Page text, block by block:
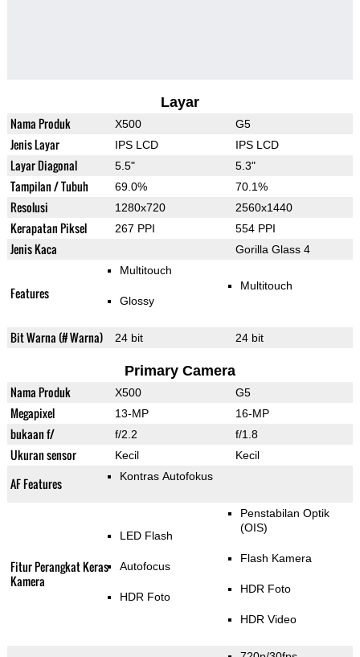
Layar
Nama Produk X500 G5
Jenis Layar IPS LCD IPS LCD
Layar Diagonal 5.5" 5.3"
Tampilan / Tubuh 69.0% 70.1%
Resolusi 1280x720 2560x1440
Kerapatan Piksel 267 PPI 554 PPI
Jenis Kaca Gorilla Glass 4
Features
Multitouch
Glossy
Multitouch
Bit Warna (# Warna) 24 bit 24 bit
Primary Camera
Nama Produk X500 G5
Megapixel 13-MP 16-MP
bukaan f/ f/2.2 f/1.8
Ukuran sensor Kecil Kecil
AF Features Kontras Autofokus
Fitur Perangkat Keras
Kamera
LED Flash
Autofocus
HDR Foto
Penstabilan Optik
(OIS)
Flash Kamera
HDR Foto
HDR Video